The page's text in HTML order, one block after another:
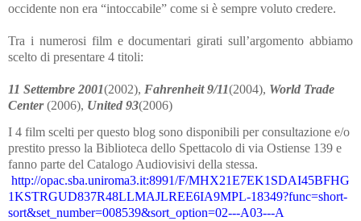
occidente non era “intoccabile” come si è sempre voluto credere.
Tra i numerosi film e documentari girati sull’argomento abbiamo
scelto di presentare 4 titoli:
11 Settembre 2001(2002), Fahrenheit 9/11(2004), World Trade
Center(2006), United 93(2006)
I 4 film scelti per questo blog sono disponibili per consultazione e/o
prestito presso la Biblioteca dello Spettacolo di via Ostiense 139 e
fanno parte del Catalogo Audiovisivi della stessa.
http://opac.sba.uniroma3.it:8991/F/MHX21E7EK1SDAI45BFHG
1KSTRGUD837R48LLMAJLREE6IA9MPL-18349?func=short-
sort&set_number=008539&sort_option=02---A03---A